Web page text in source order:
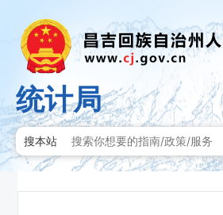
统计局
搜本站